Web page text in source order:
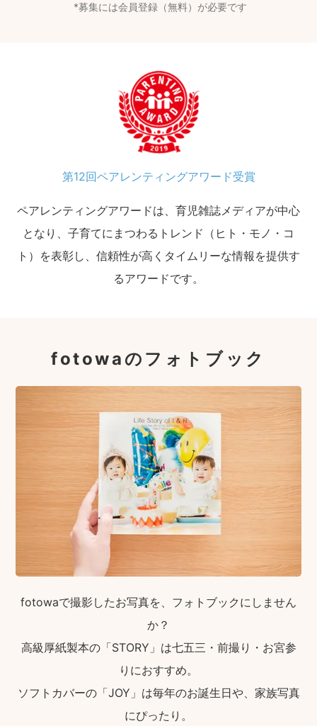
募集には会員登録（無料）が必要です
第12回ペアレンティングアワード受賞
ペアレンティングアワードは、育児雑誌メディアが中心
となり、子育てにまつわるトレンド（ヒト・モノ・コ
ト）を表彰し、信頼性が高くタイムリーな情報を提供す
るアワードです。
fotowaのフォトブック
fotowaで撮影したお写真を、フォトブックにしません
か？
高級厚紙製本の「STORY」は七五三・前撮り・お宮参
りにおすすめ。
ソフトカバーの「JOY」は毎年のお誕生日や、家族写真
にぴったり。